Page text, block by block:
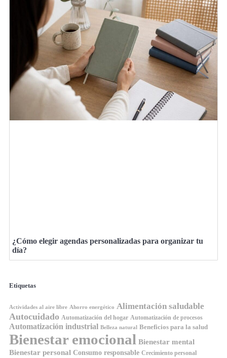
¿Cómo elegir agendas personalizadas para organizar tu
día?
Etiquetas
Actividades al aire libre Ahorro energético Alimentación saludable
Autocuidado Automatización del hogar Automatización de procesos
Automatización industrial Belleza natural Beneficios para la salud
Bienestar emocional Bienestar mental
Bienestar personal Consumo responsable Crecimiento personal